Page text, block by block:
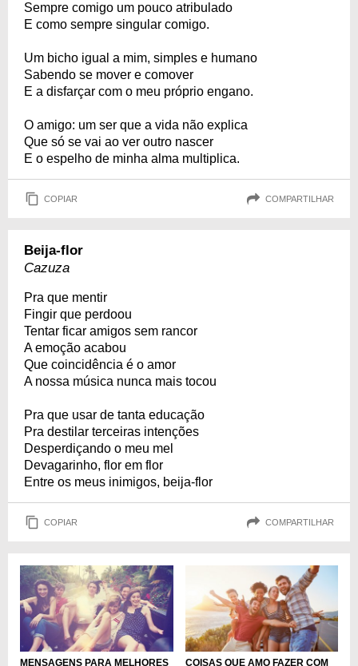
Sempre comigo um pouco atribulado
E como sempre singular comigo.
Um bicho igual a mim, simples e humano
Sabendo se mover e comover
E a disfarçar com o meu próprio engano.
O amigo: um ser que a vida não explica
Que só se vai ao ver outro nascer
E o espelho de minha alma multiplica.
COPIAR COMPARTILHAR
Beija-flor
Cazuza
Pra que mentir
Fingir que perdoou
Tentar ficar amigos sem rancor
A emoção acabou
Que coincidência é o amor
A nossa música nunca mais tocou
Pra que usar de tanta educação
Pra destilar terceiras intenções
Desperdiçando o meu mel
Devagarinho, flor em flor
Entre os meus inimigos, beija-flor
COPIAR COMPARTILHAR
MENSAGENS PARA MELHORES
COISAS QUE AMO FAZER COM